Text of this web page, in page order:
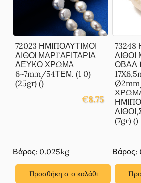
72023 ΗΜΙΠΟΛΥΤΙΜΟΙ
ΛΙΘΟΙ ΜΑΡΓΑΡΙΤΑΡΙΑ
ΛΕΥΚΟ ΧΡΩΜΑ
6~7mm/54ΤΕΜ. (1 0)
(25gr) ()
€8.75
Βάρος: 0.025kg
Προσθήκη στο καλάθι
73248
ΛΙΘΟΙ
ΟΒΑΛ
(7gr) ()
Βάρος: